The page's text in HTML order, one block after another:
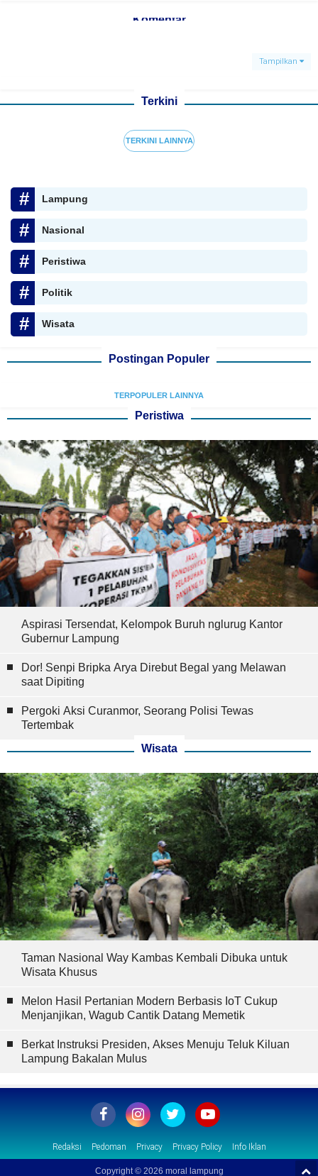
Komentar
Tampilkan
Terkini
TERKINI LAINNYA
Lampung
Nasional
Peristiwa
Politik
Wisata
Postingan Populer
TERPOPULER LAINNYA
Peristiwa
Aspirasi Tersendat, Kelompok Buruh nglurug Kantor
Gubernur Lampung
Dor! Senpi Bripka Arya Direbut Begal yang Melawan
saat Dipiting
Pergoki Aksi Curanmor, Seorang Polisi Tewas
Tertembak
Wisata
Taman Nasional Way Kambas Kembali Dibuka untuk
Wisata Khusus
Melon Hasil Pertanian Modern Berbasis IoT Cukup
Menjanjikan, Wagub Cantik Datang Memetik
Berkat Instruksi Presiden, Akses Menuju Teluk Kiluan
Lampung Bakalan Mulus
Redaksi Pedoman Privacy Privacy Policy Info Iklan
Copyright © 2026 moral lampung